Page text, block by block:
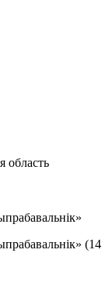
область
(14